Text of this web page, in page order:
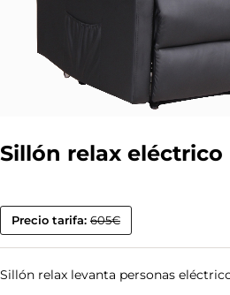
Sillón relax eléctrico
Precio tarifa: 605€
Sillón relax levanta personas